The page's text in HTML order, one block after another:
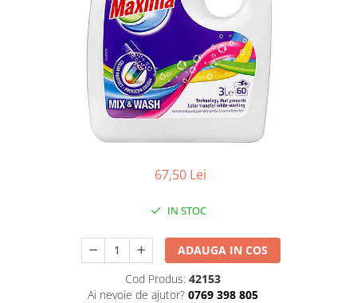
Parfum de rufe
Solutie de intretinere textile
Solutii de scos pete
Tablete & Capsule
Produse Dezinfectante-
Diverse produse de uz casnic
67,50 Lei
IN STOC
ADAUGA IN COS
Cod Produs: 42153
Ai nevoie de ajutor? 0769 398 805